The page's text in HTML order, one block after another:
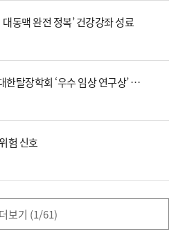
동맥 완전 정복’ 건강강좌 성료
김호승 이대서울병원 교수, 대한탈장학회 ‘우수 임상 연구상’ 수상
험 신호
더보기 (1/61)